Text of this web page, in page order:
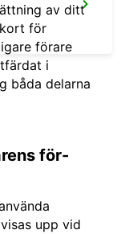
av ditt
för
förare
i
båda delarna
för-
upp vid